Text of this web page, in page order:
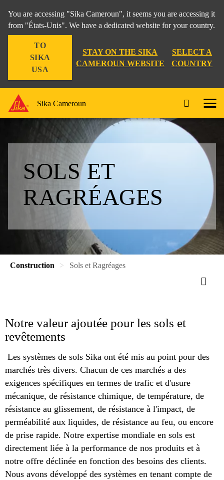
You are accessing "Sika Cameroun", it seems you are accessing it
from "États-Unis". We have a dedicated website for your country.
TO
SIKA
USA
STAY ON THE SIKA
CAMEROUN WEBSITE
SELECT A
COUNTRY
Sika Cameroun
SOLS ET
RAGRÉAGES
Construction Sols et Ragréages
Notre valeur ajoutée pour les sols et
revêtements
Les systèmes de sols Sika ont été mis au point pour des
marchés très divers. Chacun de ces marchés a des
exigences spécifiques en termes de trafic et d'usure
mécanique, de résistance chimique, de température, de
résistance au glissement, de résistance à l'impact, de
perméabilité aux liquides, de résistance au feu, ou encore
de prise rapide. Notre expertise mondiale en sols est
directement liée à la performance de nos produits et à
notre offre déclinée en fonction des besoins des clients.
Nous avons développé des systèmes en tenant compte de